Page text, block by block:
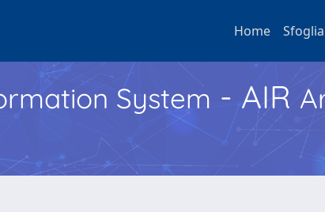
Home Sfoglia
System - AIR